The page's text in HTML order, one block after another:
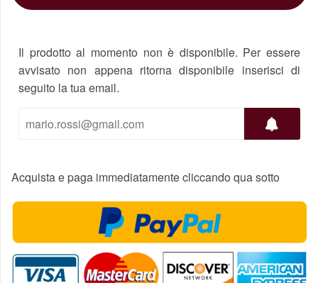
Il prodotto al momento non è disponibile. Per essere
avvisato non appena ritorna disponibile inserisci di
seguito la tua email.
Acquista e paga immediatamente cliccando qua sotto